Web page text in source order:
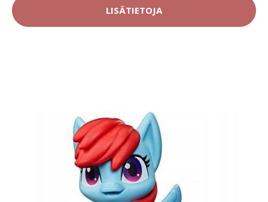
LISÄTIETOJA